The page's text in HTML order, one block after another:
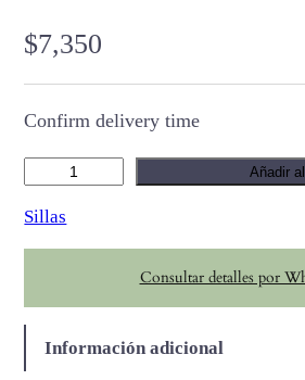
$7,350
Confirm delivery time
v
a
a
t
Añadir
Sillas
Consultar detalles por
Información adicional